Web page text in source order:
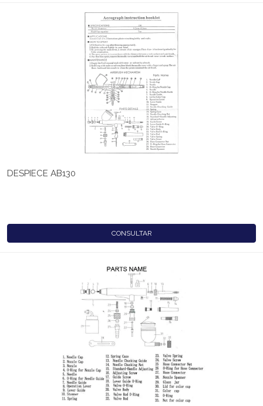
DESPIECE AB130
CONSULTAR